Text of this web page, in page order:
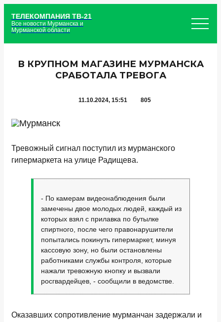
ТЕЛЕКОМПАНИЯ ТВ-21
Все новости Мурманска и
Мурманской области
В КРУПНОМ МАГАЗИНЕ МУРМАНСКА
СРАБОТАЛА ТРЕВОГА
11.10.2024, 15:51 805
Тревожный сигнал поступил из мурманского
гипермаркета на улице Радищева.
- По камерам видеонаблюдения были
замечены двое молодых людей, каждый из
которых взял с прилавка по бутылке
спиртного, после чего правонарушители
попытались покинуть гипермаркет, минуя
кассовую зону, но были остановлены
работниками службы контроля, которые
нажали тревожную кнопку и вызвали
росгвардейцев, - сообщили в ведомстве.
Оказавших сопротивление мурманчан задержали и